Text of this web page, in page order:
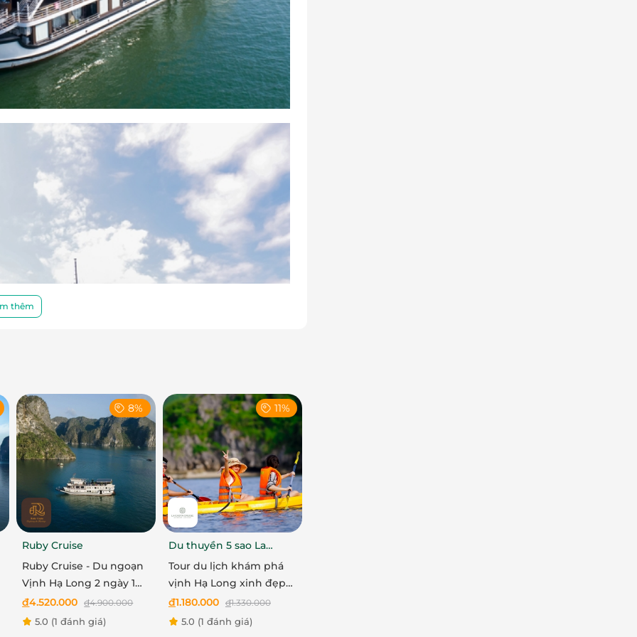
CHI TIẾT
in tại nhà chờ.
thêm
8%
Ruby Cruise
Ruby Cruise - Du ngoạn
Vịnh Hạ Long 2 ngày 1
đêm
đ4.520.000 đ4.900.000
5.0 (1 đánh giá)
11%
Du thuyền 5 sao La
Casta Cruise
Tour du lịch khám phá
vịnh Hạ Long xinh đẹp
cùng du thuyền La Casta
Daily
đ1.180.000 đ1.330.000
5.0 (1 đánh giá)